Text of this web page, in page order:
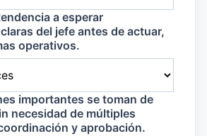
a esperar
del jefe antes de actuar,
operativos.
importantes se toman de
necesidad de múltiples
y aprobación.